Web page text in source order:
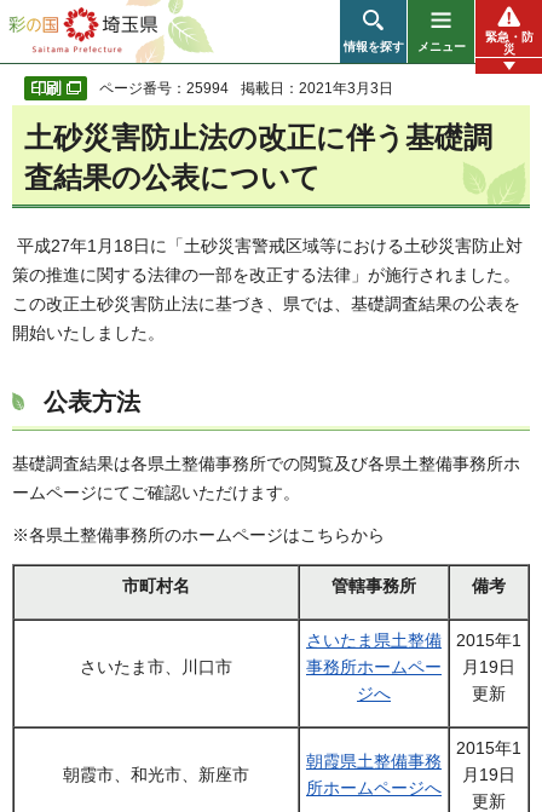
彩の国 埼玉県
情報を探す メニュー
緊急・防
災
ページ番号：25994 掲載日：2021年3月3日
土砂災害防止法の改正に伴う基礎調
査結果の公表について
平成27年1月18日に「土砂災害警戒区域等における土砂災害防止対
策の推進に関する法律の一部を改正する法律」が施行されました。
この改正土砂災害防止法に基づき、県では、基礎調査結果の公表を
開始いたしました。
公表方法
基礎調査結果は各県土整備事務所での閲覧及び各県土整備事務所ホ
ームページにてご確認いただけます。
※各県土整備事務所のホームページはこちらから
市町村名 管轄事務所 備考
さいたま市、川口市
さいたま県土整備
事務所ホームペー
ジへ
2015年1
月19日
更新
朝霞市、和光市、新座市
朝霞県土整備事務
所ホームページへ
2015年1
月19日
更新